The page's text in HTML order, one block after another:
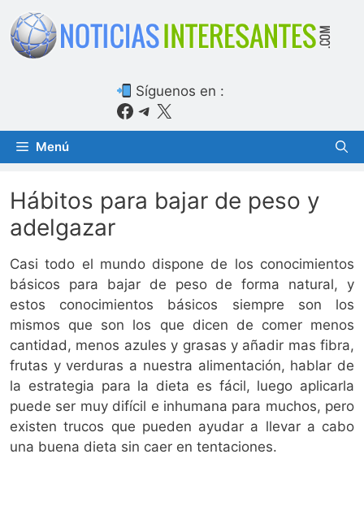
Saltar
contenido
Síguenos en :
Facebook
Telegram
X
Menú
Hábitos para bajar de peso y
adelgazar
Casi todo el mundo dispone de los conocimientos
básicos para bajar de peso de forma natural, y
estos conocimientos básicos siempre son los
mismos que son los que dicen de comer menos
cantidad, menos azules y grasas y añadir mas fibra,
frutas y verduras a nuestra alimentación, hablar de
la estrategia para la dieta es fácil, luego aplicarla
puede ser muy difícil e inhumana para muchos, pero
existen trucos que pueden ayudar a llevar a cabo
una buena dieta sin caer en tentaciones.